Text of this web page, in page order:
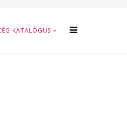
KATALÓGUS